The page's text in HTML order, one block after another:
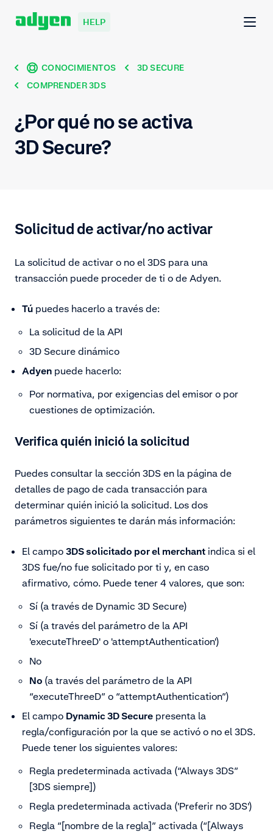
HELP
CONOCIMIENTOS
3D SECURE
COMPRENDER 3DS
¿Por qué no se activa
3D Secure?
Solicitud de activar/no activar
La solicitud de activar o no el 3DS para una
transacción puede proceder de ti o de Adyen.
Tú puedes hacerlo a través de:
La solicitud de la API
3D Secure dinámico
Adyen puede hacerlo:
Por normativa, por exigencias del emisor o por
cuestiones de optimización.
Verifica quién inició la solicitud
Puedes consultar la sección 3DS en la página de
detalles de pago de cada transacción para
determinar quién inició la solicitud. Los dos
parámetros siguientes te darán más información:
El campo 3DS solicitado por el merchant indica si el
3DS fue/no fue solicitado por ti y, en caso
afirmativo, cómo. Puede tener 4 valores, que son:
Sí (a través de Dynamic 3D Secure)
Sí (a través del parámetro de la API
'executeThreeD' o 'attemptAuthentication')
No
No (a través del parámetro de la API
“executeThreeD” o “attemptAuthentication”)
El campo Dynamic 3D Secure presenta la
regla/configuración por la que se activó o no el 3DS.
Puede tener los siguientes valores:
Regla predeterminada activada (“Always 3DS”
[3DS siempre])
Regla predeterminada activada ('Preferir no 3DS')
Regla “[nombre de la regla]” activada (“[Always